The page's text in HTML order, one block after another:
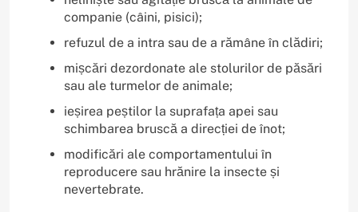
companie (câini, pisici);
refuzul de a intra sau de a rămâne în clădiri;
mișcări dezordonate ale stolurilor de păsări
sau ale turmelor de animale;
ieșirea peștilor la suprafața apei sau
schimbarea bruscă a direcției de înot;
modificări ale comportamentului în
reproducere sau hrănire la insecte și
nevertebrate.